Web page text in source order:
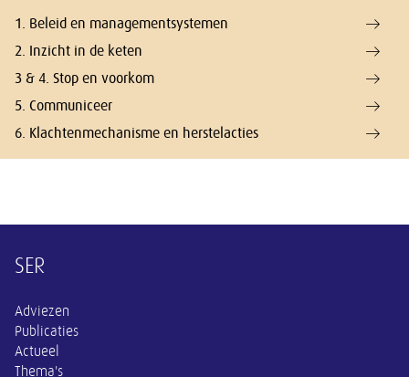
1. Beleid en managementsystemen
2. Inzicht in de keten
3 & 4. Stop en voorkom
5. Communiceer
6. Klachtenmechanisme en herstelacties
Overige informatie
SER
Adviezen
Publicaties
Actueel
Thema's